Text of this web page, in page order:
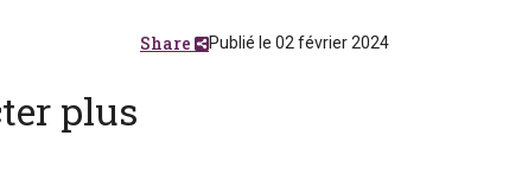
Publié le 02 février 2024
Share
plus